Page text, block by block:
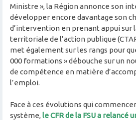
Ministre », la Région annonce son
développer encore davantage son
d’intervention en prenant appui sur
territoriale de l’action publique
met également sur les rangs pour
000 formations » débouche sur un
de compétence en matière
l’emploi.
Face à ces évolutions qui
système,le CFR de la FSU a relancé